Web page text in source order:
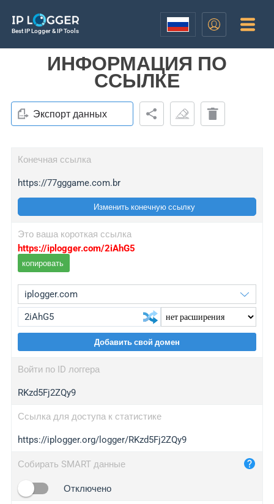
Best IP Logger & IP Tools
ИНФОРМАЦИЯ ПО
ССЫЛКЕ
Экспорт данных
Конечная ссылка
https://77gggame.com.br
Изменить конечную ссылку
Это ваша короткая ссылка
https://iplogger.com/2iAhG5
копировать
wl.gl
ed.tc
iplogger.com
maper.info
2no.co
Добавить свой домен
Войти по ID логгера
RKzd5Fj2ZQy9
Ссылка для доступа к статистике
https://iplogger.org/logger/RKzd5Fj2ZQy9
Собирать SMART данные
Отключено